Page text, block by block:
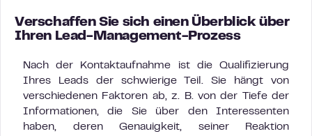
Verschaffen Sie sich einen Überblick über
Ihren Lead-Management-Prozess
Nach der Kontaktaufnahme ist die Qualifizierung
Ihres Leads der schwierige Teil. Sie hängt von
verschiedenen Faktoren ab, z. B. von der Tiefe der
Informationen, die Sie über den Interessenten
haben, deren Genauigkeit, seiner Reaktion